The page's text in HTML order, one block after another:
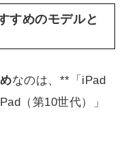
すめのモデルと
なのは、**「iPad
（第10世代）」